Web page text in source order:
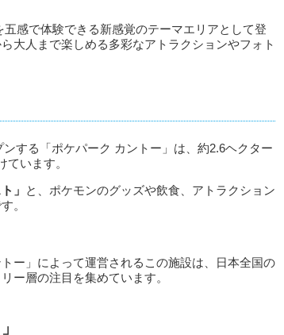
感で体験できる新感覚のテーマエリアとして登
大人まで楽しめる多彩なアトラクションやフォト
する「ポケパーク カントー」は、約2.6ヘクター
います。
」 と、ポケモンのグッズや飲食、アトラクション
。
ー」によって運営されるこの施設は、日本全国の
ー層の注目を集めています。